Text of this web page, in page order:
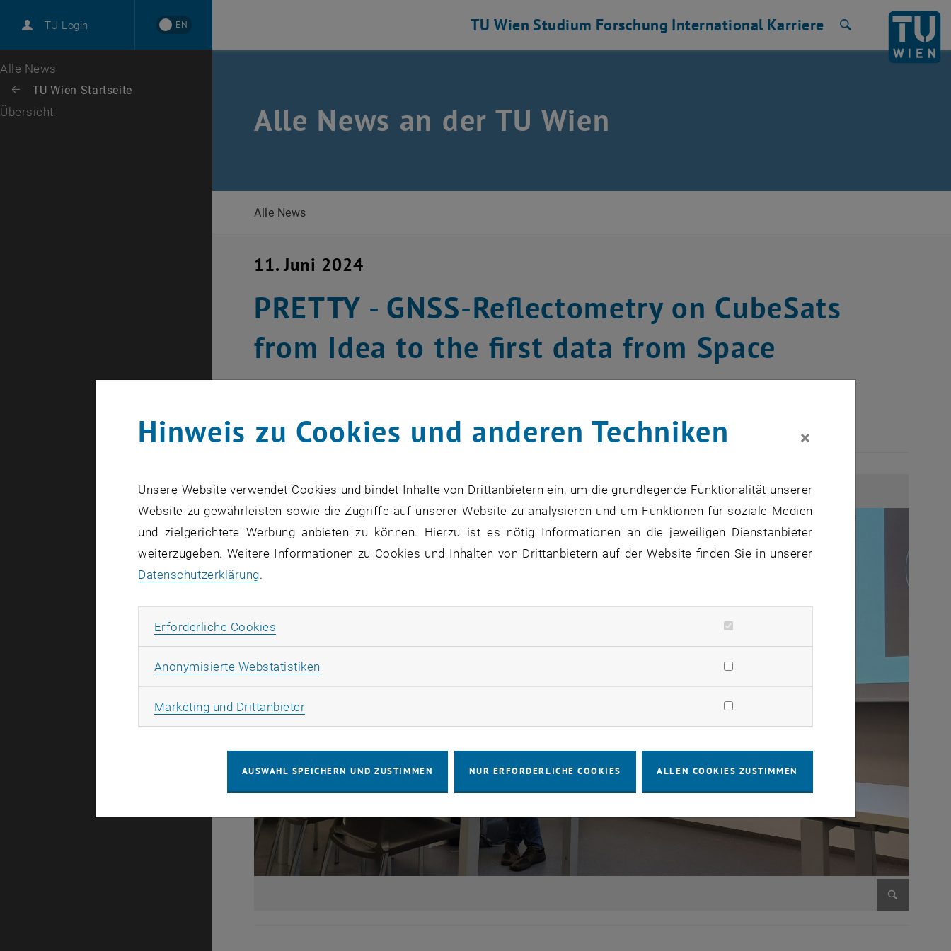
TU Login EN
Karriere
Zur 1. Menü Ebene
Alle News
Zurück: Subseiten von TU Wien Startseite auflisten
Zurück zur letzten Ebene:
TU Wien Startseite
Übersicht
TU Wien Studium Forschung International Karriere
Alle News an der TU Wien
Alle News
11. Juni 2024
PRETTY - GNSS-Reflectometry on CubeSats
from Idea to the first data from Space
Hinweis zu Cookies und anderen Techniken ×
Unsere Website verwendet Cookies und bindet Inhalte von Drittanbietern ein, um die grundlegende Funktionalität unserer
Website zu gewährleisten sowie die Zugriffe auf unserer Website zu analysieren und um Funktionen für soziale Medien
und zielgerichtete Werbung anbieten zu können. Hierzu ist es nötig Informationen an die jeweiligen Dienstanbieter
weiterzugeben. Weitere Informationen zu Cookies und Inhalten von Drittanbietern auf der Website finden Sie in unserer
Datenschutzerklärung.
Erforderliche Cookies
Anonymisierte Webstatistiken
Marketing und DrittanbieterMarketing Cookies zulassen
AUSWAHL SPEICHERN UND ZUSTIMMEN NUR ERFORDERLICHE COOKIES ALLEN COOKIES ZUSTIMMEN